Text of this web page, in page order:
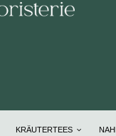
KRÄUTERTEES